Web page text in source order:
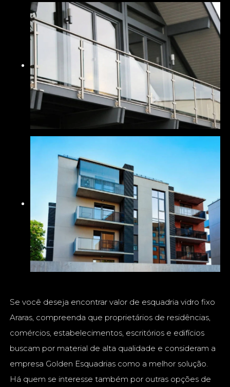
Se você deseja encontrar valor de esquadria vidro fixo
Araras, compreenda que proprietários de residências,
comércios, estabelecimentos, escritórios e edifícios
buscam por material de alta qualidade e consideram a
empresa Golden Esquadrias como a melhor solução.
Há quem se interesse também por outras opções de